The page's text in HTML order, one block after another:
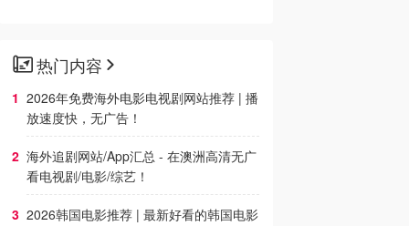
热门内容
2026年免费海外电影电视剧网站推荐 | 播
放速度快，无广告！
海外追剧网站/App汇总 - 在澳洲高清无广
看电视剧/电影/综艺！
2026韩国电影推荐 | 最新好看的韩国电影